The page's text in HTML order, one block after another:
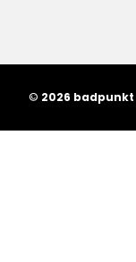
© 2026 badpunkt